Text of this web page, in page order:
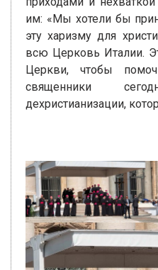
им: «Мы хотели бы
эту харизму для
всю Церковь Италии.
Церкви, чтобы
священники
дехристианизации,